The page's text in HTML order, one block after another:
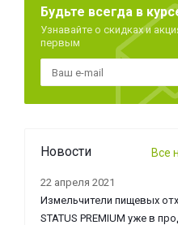
Будьте всегда в
Узнавайте о скидках и
первым
Новости Все
22 апреля 2021
Измельчители пищевых
STATUS PREMIUM уже в